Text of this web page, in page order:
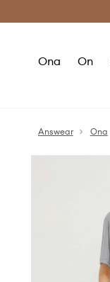
Ona On
Answear Ona